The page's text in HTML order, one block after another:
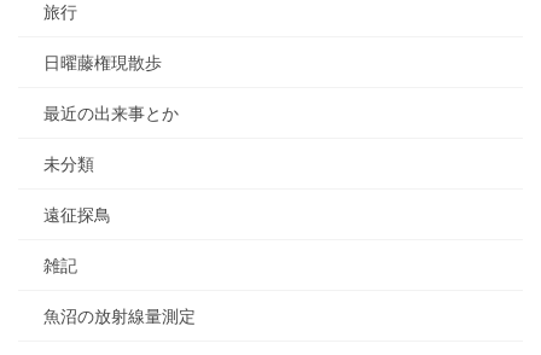
旅行
日曜藤権現散歩
最近の出来事とか
未分類
遠征探鳥
雑記
魚沼の放射線量測定